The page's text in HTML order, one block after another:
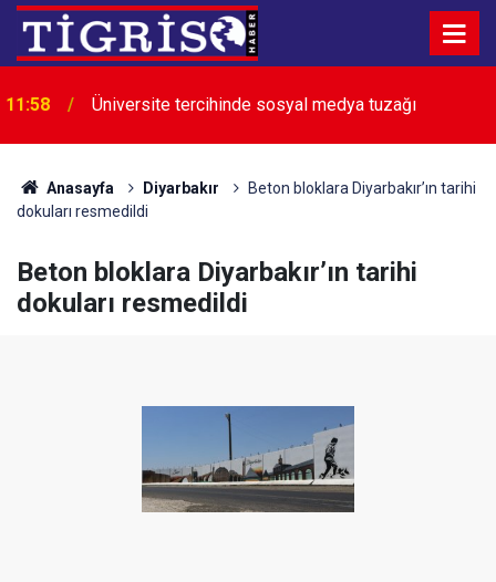
11:58 Üniversite tercihinde sosyal medya tuzağı
11:52
Spor hisseleri arasında yatırımcısını sadece
Beşiktaş sevindirdi
Anasayfa Diyarbakır
Beton bloklara Diyarbakır’ın tarihi
dokuları resmedildi
Beton bloklara Diyarbakır’ın tarihi
dokuları resmedildi